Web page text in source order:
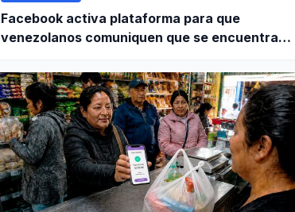
Facebook activa plataforma para que
venezolanos comuniquen que se encuentran